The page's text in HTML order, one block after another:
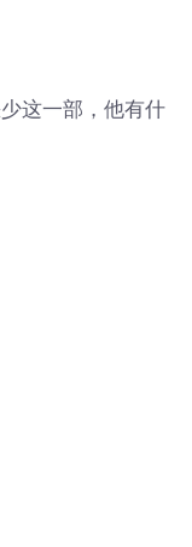
这一部，他有什